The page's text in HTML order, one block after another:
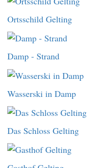
Ortsschild Gelting
Damp - Strand
Wasserski in Damp
Das Schloss Gelting